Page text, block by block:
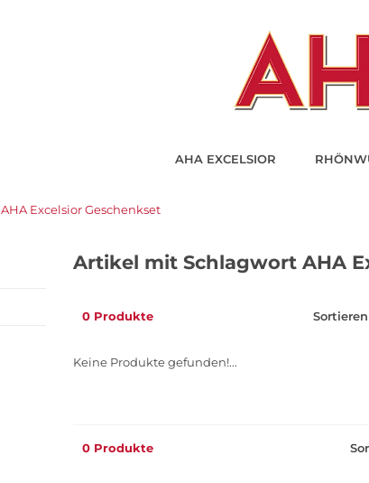
AHA EXCELSIOR
AHA Excelsior Geschenkset
Artikel mit Schlagwort AHA
0 Produkte
Keine Produkte gefunden!...
0 Produkte